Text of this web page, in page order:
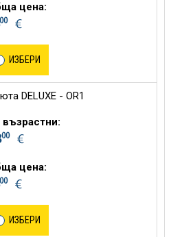
цена:
€
ИЗБЕРИ
DELUXE - OR1
възрастни:
00€
цена:
€
ИЗБЕРИ